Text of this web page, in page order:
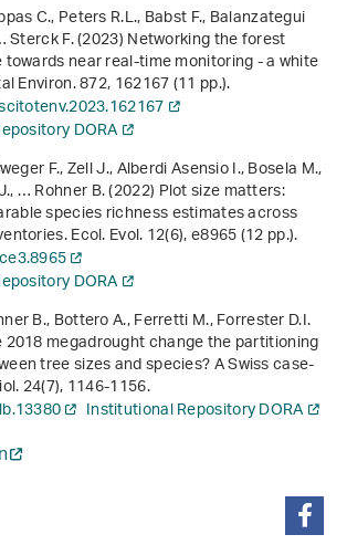
C., Peters R.L., Babst F., Balanzategui
Sterck F. (2023) Networking the forest
near real-time monitoring - a white
Environ.872, 162167 (11 pp.).
DORA
F., Zell J., Alberdi Asensio I., Bosela M.,
… Rohner B. (2022) Plot size matters:
species richness estimates across
Ecol. Evol.12(6), e8965 (12 pp.).
DORA
B., Bottero A., Ferretti M., Forrester D.I.
2018 megadrought change the partitioning
tree sizes and species? A Swiss case-
24(7), 1146-1156.
Institutional Repository DORA